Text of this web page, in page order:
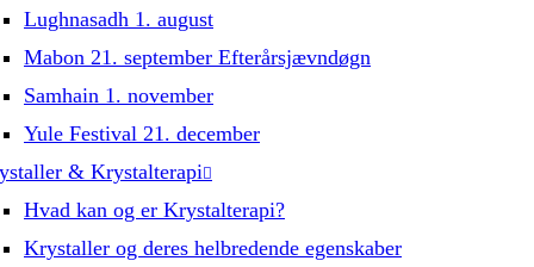
Lughnasadh 1. august
Mabon 21. september Efterårsjævndøgn
Samhain 1. november
Yule Festival 21. december
& Krystalterapi
Hvad kan og er Krystalterapi?
Krystaller og deres helbredende egenskaber